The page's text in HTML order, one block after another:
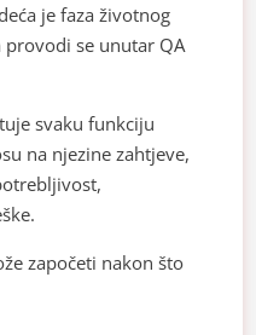
je faza životnog
se unutar QA
svaku funkciju
na njezine zahtjeve,
započeti nakon što